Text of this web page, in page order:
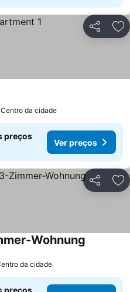
Partilhar
da cidade
preços
Ver preços
Partilhar
Wohnung
da cidade
preços